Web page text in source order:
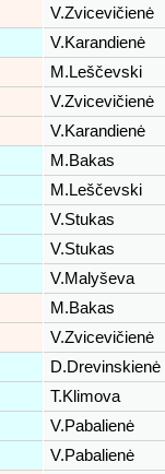
V.Zvicevičienė
V.Karandienė
M.Leščevski
V.Zvicevičienė
V.Karandienė
M.Bakas
M.Leščevski
V.Stukas
V.Stukas
V.Malyševa
M.Bakas
V.Zvicevičienė
D.Drevinskienė
T.Klimova
V.Pabalienė
V.Pabalienė